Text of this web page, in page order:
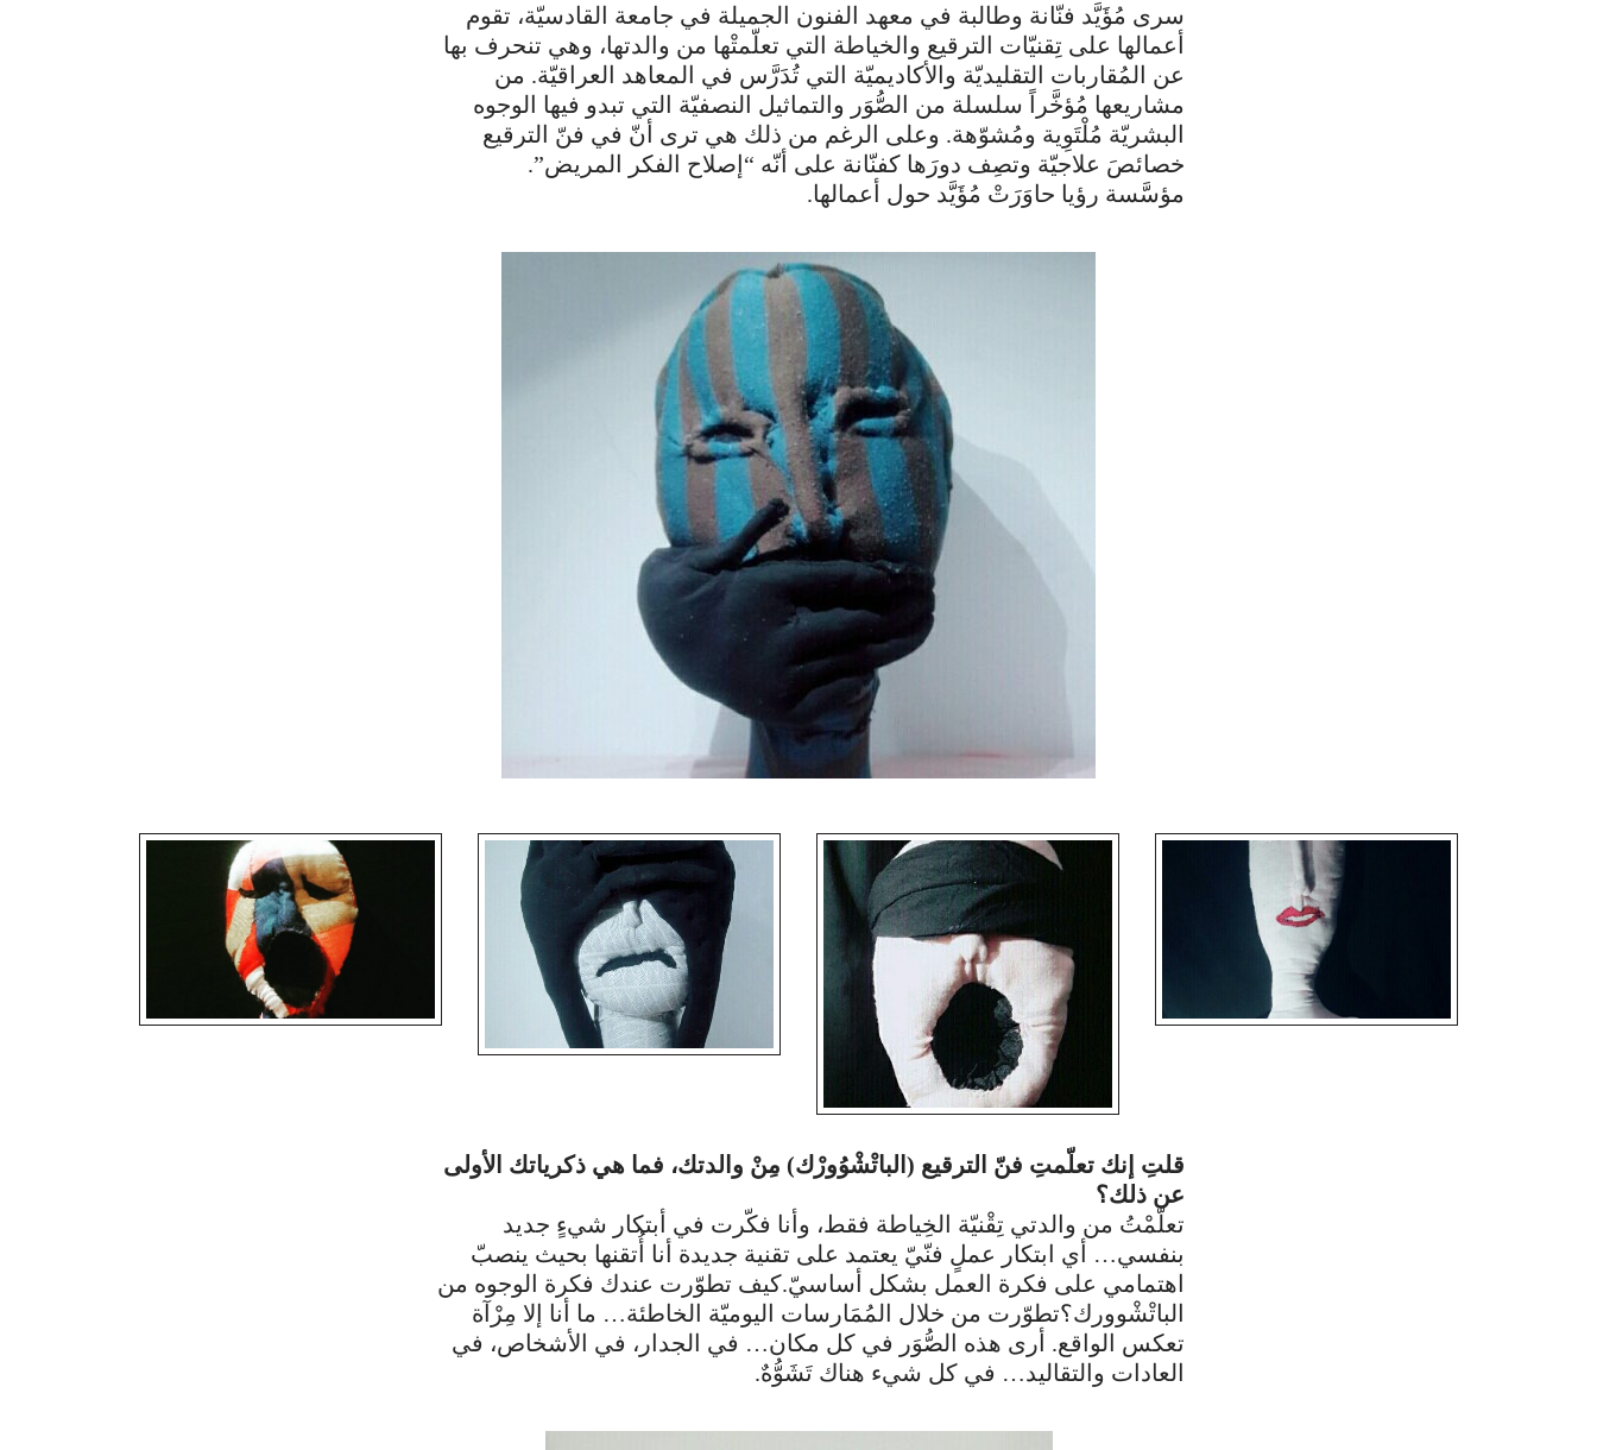
سرى مُؤَيَّد فنّانة وطالبة في معهد الفنون الجميلة في جامعة القادسيّة، تقوم
أعمالها على تِقنيّات الترقيع والخياطة التي تعلّمتْها من والدتها، وهي تنحرف بها
عن المُقاربات التقليديّة والأكاديميّة التي تُدَرَّس في المعاهد العراقيّة. من
مشاريعها مُؤخَّراً سلسلة من الصُّوَر والتماثيل النصفيّة التي تبدو فيها الوجوه
البشريّة مُلْتَوِية ومُشوّهة. وعلى الرغم من ذلك هي ترى أنّ في فنّ الترقيع
خصائصَ علاجيّة وتصِف دورَها كفنّانة على أنّه “إصلاح الفكر المريض”.
مؤسَّسة رؤيا حاوَرَتْ مُؤَيَّد حول أعمالها.
قلتِ إنك تعلّمتِ فنّ الترقيع (الباتْشْوُورْك) مِنْ والدتك، فما هي ذكرياتك الأولى
عن ذلك؟
تعلّمْتُ من والدتي تِقْنيّة الخِياطة فقط، وأنا فكّرت في أبتكار شيءٍ جديد
بنفسي… أي ابتكار عملٍ فنّيّ يعتمد على تقنية جديدة أنا أُتقنها بحيث ينصبّ
اهتمامي على فكرة العمل بشكل أساسيّ. كيف تطوّرت عندك فكرة الوجوه من
الباتْشْوورك؟ تطوّرت من خلال المُمَارسات اليوميّة الخاطئة… ما أنا إلا مِرْآة
تعكس الواقع. أرى هذه الصُّوَر في كل مكان… في الجدار، في الأشخاص، في
العادات والتقاليد… في كل شيء هناك تَشَوُّهٌ.